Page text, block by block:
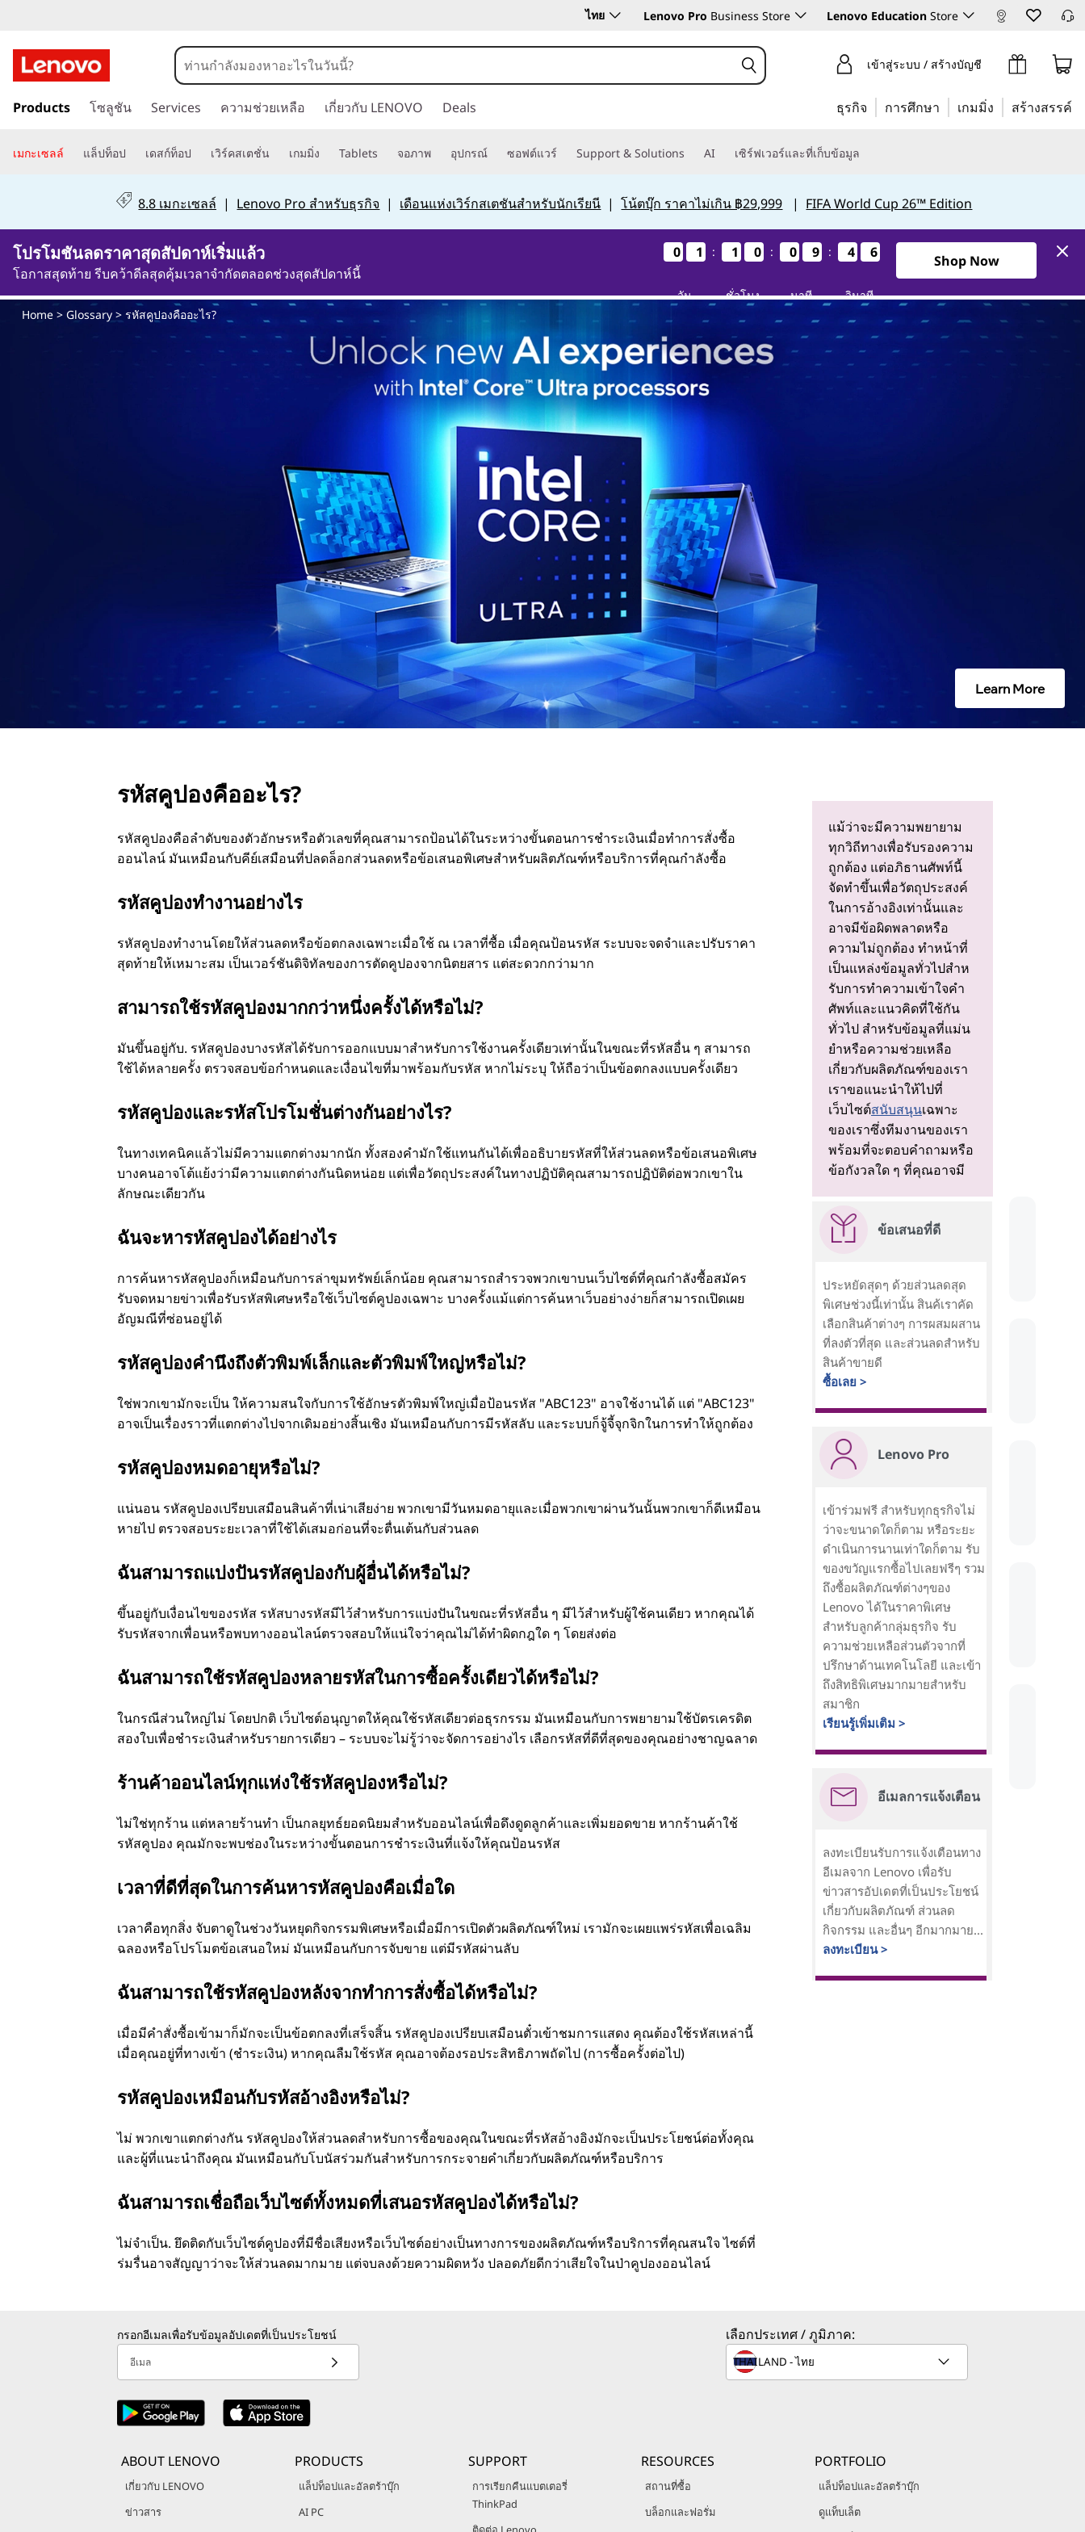
หั
ส
คู
อ
คื
ไทย Lenovo Pro Business Store Lenovo Education Store
า
ไ
นื้
อ
ห
า
เข้าสู่ระบบ / สร้างบัญชี
Products โซลูชัน Services ความช่วยเหลือ เกี่ยวกับ LENOVO Deals ธุรกิจ การศึกษา เกมมิ่ง สร้างสรรค์
เมกะเซลล์ แล็ปท็อป เดสก์ท็อป เวิร์คสเตชั่น เกมมิ่ง Tablets จอภาพ อุปกรณ์ ซอฟต์แวร์ Support & Solutions AI เซิร์ฟเวอร์และที่เก็บข้อมูล
8.8 เมกะเซลล์ | Lenovo Pro สำหรับธุรกิจ | เดือนแห่งเวิร์กสเตชันสำหรับนักเรียนี |โน้ตบุ๊ก ราคาไม่เกิน ฿29,999 | FIFA World Cup 26™ Edition
โปรโมชันลดราคาสุดสัปดาห์เริ่มแล้ว
โอกาสสุดท้าย รีบคว้าดีลสุดคุ้มเวลาจำกัดตลอดช่วงสุดสัปดาห์นี้
0
0
0
0 1
1
1
1
วัน
: 1
1
1
1 0
0
0
0
ชั่วโมง
: 0
0
0
0 9
9
9
9
นาที
: 4
4
4
4 5
4
5
4
วินาที
1วัน10ชั่วโมง9นาที44วินาที
Shop Now
Home> Glossary> รหัสคูปองคืออะไร?
Learn More
รหัสคูปองคืออะไร?
รหัสคูปองคือลําดับของตัวอักษรหรือตัวเลขที่คุณสามารถป้อนได้ในระหว่างขั้นตอนการชําระเงินเมื่อทําการสั่งซื้อ
ออนไลน์ มันเหมือนกับคีย์เสมือนที่ปลดล็อกส่วนลดหรือข้อเสนอพิเศษสําหรับผลิตภัณฑ์หรือบริการที่คุณกําลังซื้อ
รหัสคูปองทํางานอย่างไร
รหัสคูปองทํางานโดยให้ส่วนลดหรือข้อตกลงเฉพาะเมื่อใช้ ณ เวลาที่ซื้อ เมื่อคุณป้อนรหัส ระบบจะจดจําและปรับราคา
สุดท้ายให้เหมาะสม เป็นเวอร์ชันดิจิทัลของการตัดคูปองจากนิตยสาร แต่สะดวกกว่ามาก
สามารถใช้รหัสคูปองมากกว่าหนึ่งครั้งได้หรือไม่?
มันขึ้นอยู่กับ. รหัสคูปองบางรหัสได้รับการออกแบบมาสําหรับการใช้งานครั้งเดียวเท่านั้นในขณะที่รหัสอื่น ๆ สามารถ
ใช้ได้หลายครั้ง ตรวจสอบข้อกําหนดและเงื่อนไขที่มาพร้อมกับรหัส หากไม่ระบุ ให้ถือว่าเป็นข้อตกลงแบบครั้งเดียว
รหัสคูปองและรหัสโปรโมชั่นต่างกันอย่างไร?
ในทางเทคนิคแล้วไม่มีความแตกต่างมากนัก ทั้งสองคํามักใช้แทนกันได้เพื่ออธิบายรหัสที่ให้ส่วนลดหรือข้อเสนอพิเศษ
บางคนอาจโต้แย้งว่ามีความแตกต่างกันนิดหน่อย แต่เพื่อวัตถุประสงค์ในทางปฏิบัติคุณสามารถปฏิบัติต่อพวกเขาใน
ลักษณะเดียวกัน
ฉันจะหารหัสคูปองได้อย่างไร
การค้นหารหัสคูปองก็เหมือนกับการล่าขุมทรัพย์เล็กน้อย คุณสามารถสํารวจพวกเขาบนเว็บไซต์ที่คุณกําลังซื้อสมัคร
รับจดหมายข่าวเพื่อรับรหัสพิเศษหรือใช้เว็บไซต์คูปองเฉพาะ บางครั้งแม้แต่การค้นหาเว็บอย่างง่ายก็สามารถเปิดเผย
อัญมณีที่ซ่อนอยู่ได้
รหัสคูปองคํานึงถึงตัวพิมพ์เล็กและตัวพิมพ์ใหญ่หรือไม่?
ใช่พวกเขามักจะเป็น ให้ความสนใจกับการใช้อักษรตัวพิมพ์ใหญ่เมื่อป้อนรหัส "ABC123" อาจใช้งานได้ แต่ "ABC123"
อาจเป็นเรื่องราวที่แตกต่างไปจากเดิมอย่างสิ้นเชิง มันเหมือนกับการมีรหัสลับ และระบบก็จู้จี้จุกจิกในการทําให้ถูกต้อง
รหัสคูปองหมดอายุหรือไม่?
แน่นอน รหัสคูปองเปรียบเสมือนสินค้าที่เน่าเสียง่าย พวกเขามีวันหมดอายุและเมื่อพวกเขาผ่านวันนั้นพวกเขาก็ดีเหมือน
หายไป ตรวจสอบระยะเวลาที่ใช้ได้เสมอก่อนที่จะตื่นเต้นกับส่วนลด
ฉันสามารถแบ่งปันรหัสคูปองกับผู้อื่นได้หรือไม่?
ขึ้นอยู่กับเงื่อนไขของรหัส รหัสบางรหัสมีไว้สําหรับการแบ่งปันในขณะที่รหัสอื่น ๆ มีไว้สําหรับผู้ใช้คนเดียว หากคุณได้
รับรหัสจากเพื่อนหรือพบทางออนไลน์ตรวจสอบให้แน่ใจว่าคุณไม่ได้ทําผิดกฎใด ๆ โดยส่งต่อ
ฉันสามารถใช้รหัสคูปองหลายรหัสในการซื้อครั้งเดียวได้หรือไม่?
ในกรณีส่วนใหญ่ไม่ โดยปกติ เว็บไซต์อนุญาตให้คุณใช้รหัสเดียวต่อธุรกรรม มันเหมือนกับการพยายามใช้บัตรเครดิต
สองใบเพื่อชําระเงินสําหรับรายการเดียว – ระบบจะไม่รู้ว่าจะจัดการอย่างไร เลือกรหัสที่ดีที่สุดของคุณอย่างชาญฉลาด
ร้านค้าออนไลน์ทุกแห่งใช้รหัสคูปองหรือไม่?
ไม่ใช่ทุกร้าน แต่หลายร้านทํา เป็นกลยุทธ์ยอดนิยมสําหรับออนไลน์เพื่อดึงดูดลูกค้าและเพิ่มยอดขาย หากร้านค้าใช้
รหัสคูปอง คุณมักจะพบช่องในระหว่างขั้นตอนการชําระเงินที่แจ้งให้คุณป้อนรหัส
เวลาที่ดีที่สุดในการค้นหารหัสคูปองคือเมื่อใด
เวลาคือทุกสิ่ง จับตาดูในช่วงวันหยุดกิจกรรมพิเศษหรือเมื่อมีการเปิดตัวผลิตภัณฑ์ใหม่ เรามักจะเผยแพร่รหัสเพื่อเฉลิม
ฉลองหรือโปรโมตข้อเสนอใหม่ มันเหมือนกับการจับขาย แต่มีรหัสผ่านลับ
ฉันสามารถใช้รหัสคูปองหลังจากทําการสั่งซื้อได้หรือไม่?
เมื่อมีคําสั่งซื้อเข้ามาก็มักจะเป็นข้อตกลงที่เสร็จสิ้น รหัสคูปองเปรียบเสมือนตั๋วเข้าชมการแสดง คุณต้องใช้รหัสเหล่านี้
เมื่อคุณอยู่ที่ทางเข้า (ชําระเงิน) หากคุณลืมใช้รหัส คุณอาจต้องรอประสิทธิภาพถัดไป (การซื้อครั้งต่อไป)
รหัสคูปองเหมือนกับรหัสอ้างอิงหรือไม่?
ไม่ พวกเขาแตกต่างกัน รหัสคูปองให้ส่วนลดสําหรับการซื้อของคุณในขณะที่รหัสอ้างอิงมักจะเป็นประโยชน์ต่อทั้งคุณ
และผู้ที่แนะนําถึงคุณ มันเหมือนกับโบนัสร่วมกันสําหรับการกระจายคําเกี่ยวกับผลิตภัณฑ์หรือบริการ
ฉันสามารถเชื่อถือเว็บไซต์ทั้งหมดที่เสนอรหัสคูปองได้หรือไม่?
ไม่จําเป็น. ยึดติดกับเว็บไซต์คูปองที่มีชื่อเสียงหรือเว็บไซต์อย่างเป็นทางการของผลิตภัณฑ์หรือบริการที่คุณสนใจ ไซต์ที่
ร่มรื่นอาจสัญญาว่าจะให้ส่วนลดมากมาย แต่จบลงด้วยความผิดหวัง ปลอดภัยดีกว่าเสียใจในป่าคูปองออนไลน์
แม้ว่าจะมีความพยายาม
ทุกวิถีทางเพื่อรับรองความ
ถูกต้อง แต่อภิธานศัพท์นี้
จัดทําขึ้นเพื่อวัตถุประสงค์
ในการอ้างอิงเท่านั้นและ
อาจมีข้อผิดพลาดหรือ
ความไม่ถูกต้อง ทําหน้าที่
เป็นแหล่งข้อมูลทั่วไปสําห
รับการทําความเข้าใจคํา
ศัพท์และแนวคิดที่ใช้กัน
ทั่วไป สําหรับข้อมูลที่แม่น
ยําหรือความช่วยเหลือ
เกี่ยวกับผลิตภัณฑ์ของเรา
เราขอแนะนําให้ไปที่
เว็บไซต์สนับสนุนเฉพาะ
ของเราซึ่งทีมงานของเรา
พร้อมที่จะตอบคําถามหรือ
ข้อกังวลใด ๆ ที่คุณอาจมี
ข้อเสนอที่ดี
ประหยัดสุดๆ ด้วยส่วนลดสุด
พิเศษช่วงนี้เท่านั้น สินค้เราคัด
เลือกสินค้าต่างๆ การผสมผสาน
ที่ลงตัวที่สุด และส่วนลดสำหรับ
สินค้าขายดี
ซื้อเลย >
Lenovo Pro
เข้าร่วมฟรี สำหรับทุกธุรกิจไม่
ว่าจะขนาดใดก็ตาม หรือระยะ
ดำเนินการนานเท่าใดก็ตาม รับ
ของขวัญแรกซื้อไปเลยฟรีๆ รวม
ถึงซื้อผลิตภัณฑ์ต่างๆของ
Lenovo ได้ในราคาพิเศษ
สำหรับลูกค้ากลุ่มธุรกิจ รับ
ความช่วยเหลือส่วนตัวจากที่
ปรึกษาด้านเทคโนโลยี และเข้า
ถึงสิทธิพิเศษมากมายสำหรับ
สมาชิก
เรียนรู้เพิ่มเติม >
อีเมลการแจ้งเตือน
ลงทะเบียนรับการแจ้งเตือนทาง
อีเมลจาก Lenovo เพื่อรับ
ข่าวสารอัปเดตที่เป็นประโยชน์
เกี่ยวกับผลิตภัณฑ์ ส่วนลด
กิจกรรม และอื่นๆ อีกมากมาย...
ลงทะเบียน >
กรอกอีเมลเพื่อรับข้อมูลอัปเดตที่เป็นประโยชน์
อีเมล
เลือกประเทศ / ภูมิภาค:
ABOUT LENOVO
เกี่ยวกับ LENOVO
ข่าวสาร
PRODUCTS
แล็ปท็อปและอัลตร้าบุ๊ก
AI PC
SUPPORT
การเรียกคืนแบตเตอรี่
ThinkPad
RESOURCES
สถานที่ซื้อ
บล็อกและฟอรั่ม
PORTFOLIO
แล็ปท็อปและอัลตร้าบุ๊ก
ดูแท็บเล็ต